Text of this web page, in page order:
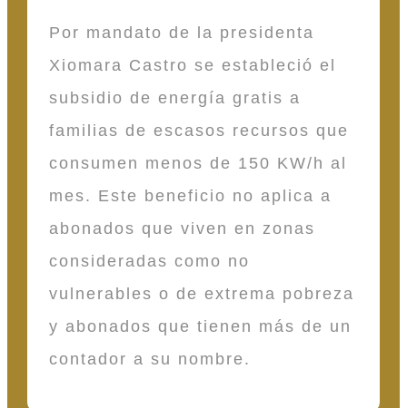
Por mandato de la presidenta
Xiomara Castro se estableció el
subsidio de energía gratis a
familias de escasos recursos que
consumen menos de 150 KW/h al
mes. Este beneficio no aplica a
abonados que viven en zonas
consideradas como no
vulnerables o de extrema pobreza
y abonados que tienen más de un
contador a su nombre.